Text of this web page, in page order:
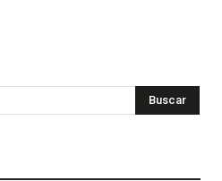
Buscar